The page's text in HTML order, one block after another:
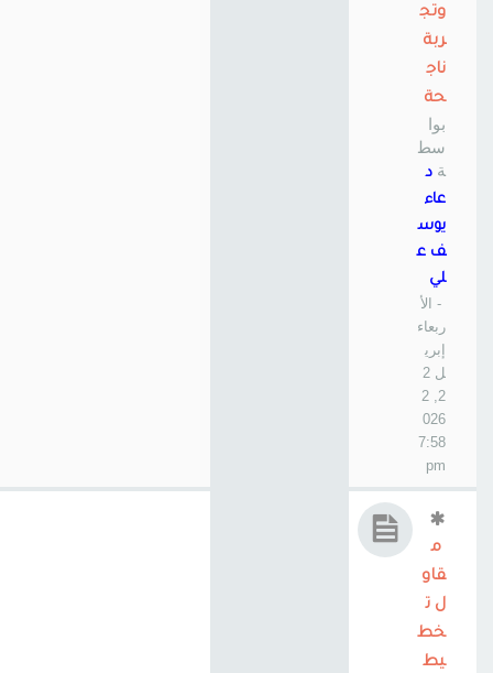
وتج
ربة
ناج
حة
بوا
سط
ة د
عاء
يوس
ف ع
لي
- الأ
ربعاء
إبري
ل 2
2, 2
026
7:58
pm
م
قاو
ل ت
خط
يط